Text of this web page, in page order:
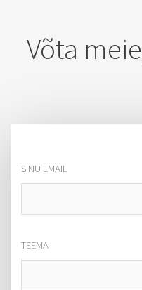
Võta
SINU EMAIL
TEEMA